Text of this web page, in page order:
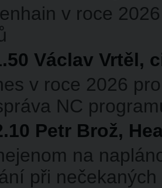
v roce
Václav Vrtěl,
v roce 2026
NC
Petr Brož,
na
při